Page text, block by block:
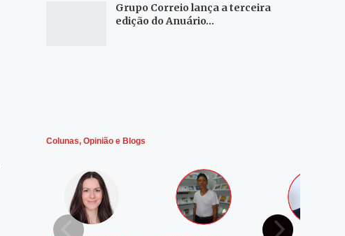
Grupo Correio lança a terceira
edição do Anuário…
Colunas, Opinião e Blogs